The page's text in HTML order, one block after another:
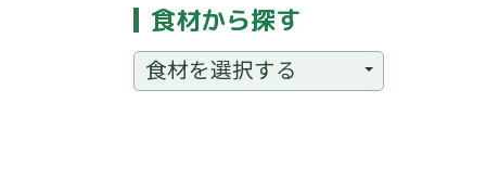
食材から探す